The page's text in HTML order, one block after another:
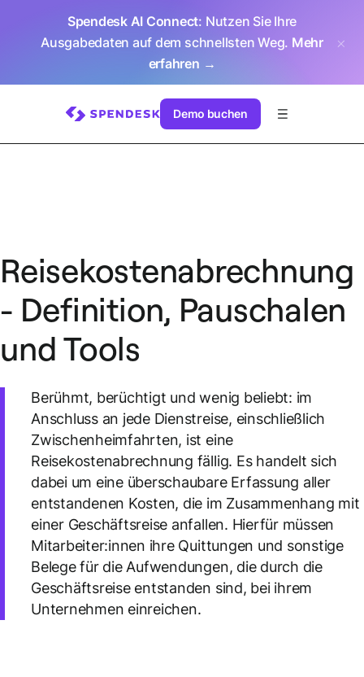
Spendesk AI Connect: Nutzen Sie Ihre
Ausgabedaten auf dem schnellsten Weg. Mehr
erfahren →
Demo buchen
Reisekostenabrechnung
- Definition, Pauschalen
und Tools
Berühmt, berüchtigt und wenig beliebt: im
Anschluss an jede Dienstreise, einschließlich
Zwischenheimfahrten, ist eine
Reisekostenabrechnung fällig. Es handelt sich
dabei um eine überschaubare Erfassung aller
entstandenen Kosten, die im Zusammenhang mit
einer Geschäftsreise anfallen. Hierfür müssen
Mitarbeiter:innen ihre Quittungen und sonstige
Belege für die Aufwendungen, die durch die
Geschäftsreise entstanden sind, bei ihrem
Unternehmen einreichen.